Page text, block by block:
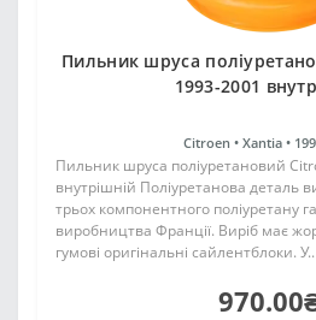
Пильник шруса
1993-2001
Citroen • Xantia •
Пильник шруса поліуретановий
внутрішній Поліуретанова деталь
трьох компонентного поліуретану
виробництва Франції. Виріб має
гумові оригінальні сайлентблоки. У..